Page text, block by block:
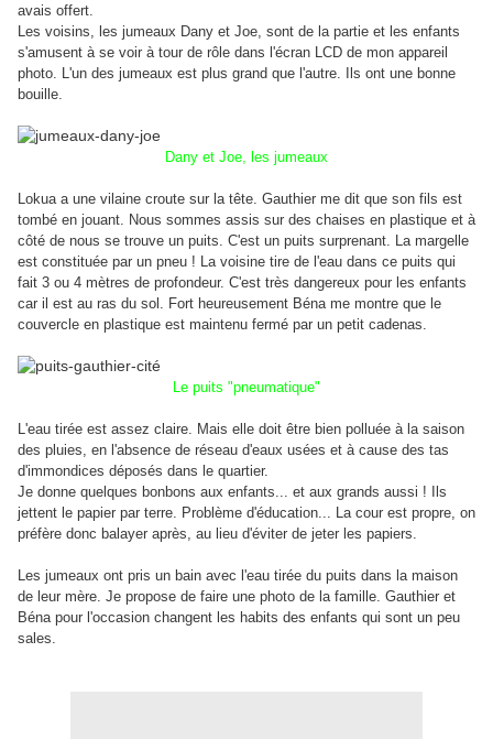
avais offert.
Les voisins, les jumeaux Dany et Joe, sont de la partie et les enfants
s'amusent à se voir à tour de rôle dans l'écran LCD de mon appareil
photo. L'un des jumeaux est plus grand que l'autre. Ils ont une bonne
bouille.
Dany et Joe, les jumeaux
Lokua a une vilaine croute sur la tête. Gauthier me dit que son fils est
tombé en jouant. Nous sommes assis sur des chaises en plastique et à
côté de nous se trouve un puits. C'est un puits surprenant. La margelle
est constituée par un pneu ! La voisine tire de l'eau dans ce puits qui
fait 3 ou 4 mètres de profondeur. C'est très dangereux pour les enfants
car il est au ras du sol. Fort heureusement Béna me montre que le
couvercle en plastique est maintenu fermé par un petit cadenas.
Le puits "pneumatique"
L'eau tirée est assez claire. Mais elle doit être bien polluée à la saison
des pluies, en l'absence de réseau d'eaux usées et à cause des tas
d'immondices déposés dans le quartier.
Je donne quelques bonbons aux enfants... et aux grands aussi ! Ils
jettent le papier par terre. Problème d'éducation... La cour est propre, on
préfère donc balayer après, au lieu d'éviter de jeter les papiers.
Les jumeaux ont pris un bain avec l'eau tirée du puits dans la maison
de leur mère. Je propose de faire une photo de la famille. Gauthier et
Béna pour l'occasion changent les habits des enfants qui sont un peu
sales.